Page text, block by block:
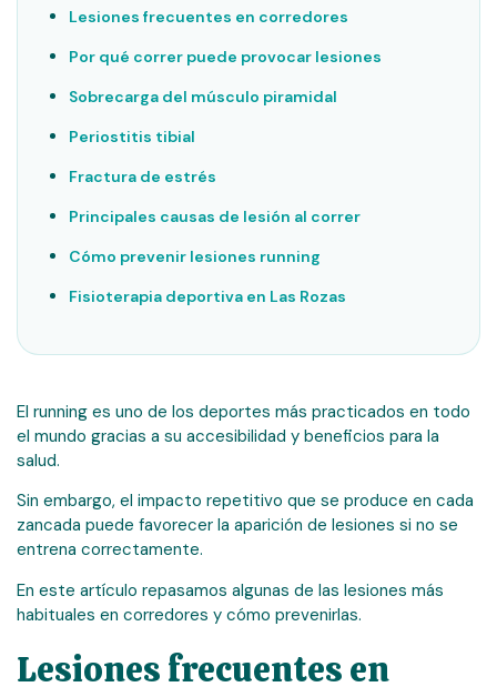
Lesiones frecuentes en corredores
Por qué correr puede provocar lesiones
Sobrecarga del músculo piramidal
Periostitis tibial
Fractura de estrés
Principales causas de lesión al correr
Cómo prevenir lesiones running
Fisioterapia deportiva en Las Rozas
El running es uno de los deportes más practicados en todo
el mundo gracias a su accesibilidad y beneficios para la
salud.
Sin embargo, el impacto repetitivo que se produce en cada
zancada puede favorecer la aparición de lesiones si no se
entrena correctamente.
En este artículo repasamos algunas de las lesiones más
habituales en corredores y cómo prevenirlas.
Lesiones frecuentes en